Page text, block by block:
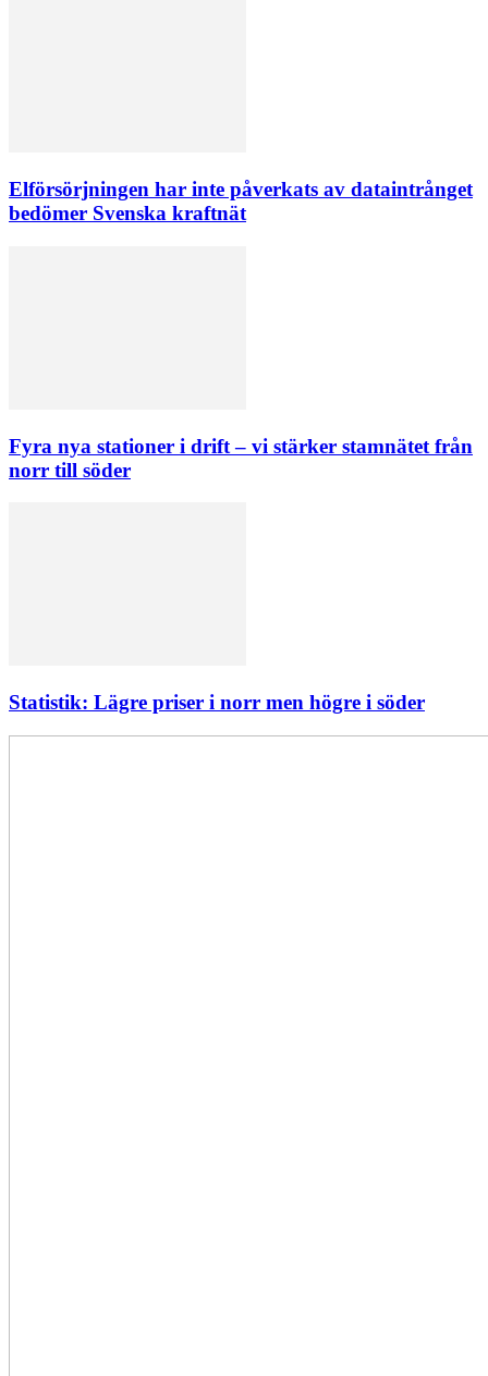
Elförsörjningen har inte påverkats av dataintrånget
bedömer Svenska kraftnät
Fyra nya stationer i drift – vi stärker stamnätet från
norr till söder
Statistik: Lägre priser i norr men högre i söder